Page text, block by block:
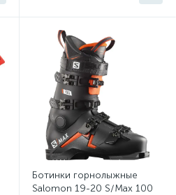
Ботинки горнолыжные
Salomon 19-20 S/Max 100